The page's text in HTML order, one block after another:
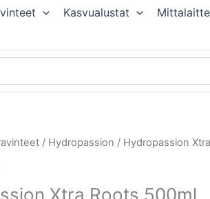
Kasvualustat
/ Hydropassion / Hydropassion
Xtra Roots 500ml
Nykyinen